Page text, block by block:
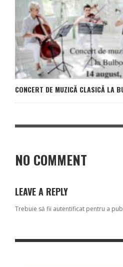
CONCERT DE MUZICĂ CLASICĂ LA
NO COMMENT
LEAVE A REPLY
Trebuie să fii autentificat pentru a